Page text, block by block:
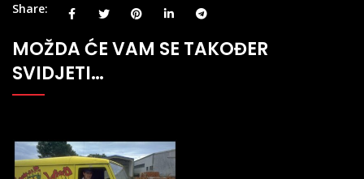
Share
MOŽDA ĆE VAM SE TAKOĐER
SVIDJETI…